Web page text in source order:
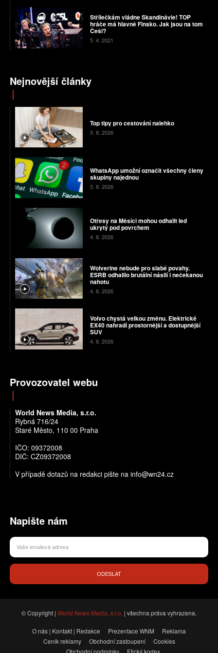
Střílečkám vládne Skandinávie! TOP
hráče má hlavně Finsko. Jak jsou na tom
Češi?
5. 4. 2021
Nejnovější články
Top tipy pro cestování nalehko
5. 8. 2026
WhatsApp umožní označit všechny členy
skupiny najednou
5. 8. 2026
Otřesy na Měsíci mohou odhalit led
ukrytý pod povrchem
4. 8. 2026
Wolverine nebude pro slabé povahy.
ESRB odhalilo brutální násilí i nečekanou
nahotu
4. 8. 2026
Volvo chystá velkou změnu. Elektrické
EX40 nahradí prostornější a dostupnější
SUV
4. 8. 2026
Provozovatel webu
World News Media, s.r.o.
Rybná 716/24
Staré Město, 110 00 Praha
IČO: 09372008
DIČ: CZ09372008
V případě dotazů na redakci pište na info@wn24.cz
Napište nám
ODESLAT
© Copyright | World News Media, s.r.o. | všechna práva vyhrazena.
O nás | Kontakt | Redakce Prezentace WNM
Reklama
Ceník reklamy
Obchodní zastoupení
Cookies
Obchodní podmínky
Etický kodex